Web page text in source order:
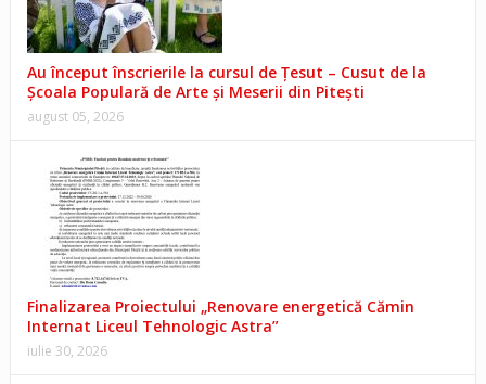
Au început înscrierile la cursul de Țesut – Cusut de la
Școala Populară de Arte și Meserii din Pitești
august 05, 2026
Finalizarea Proiectului „Renovare energetică Cămin
Internat Liceul Tehnologic Astra”
iulie 30, 2026